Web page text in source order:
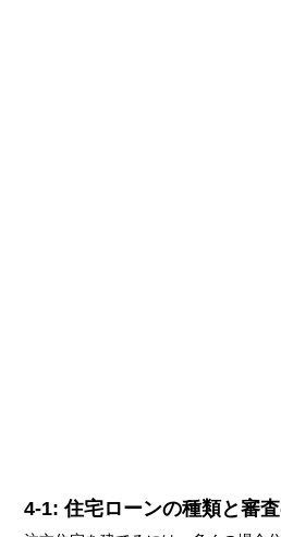
4-1: 住宅ローンの種類と審